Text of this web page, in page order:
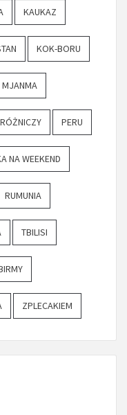
KAUKAZ
KOK-BORU
MJANMA
PERU
NA WEEKEND
RUMUNIA
TBILISI
ZPLECAKIEM